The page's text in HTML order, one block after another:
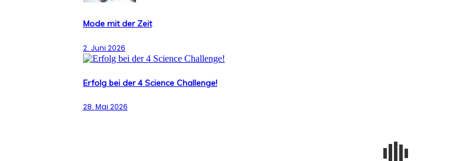
Mode mit der Zeit
2. Juni 2026
Erfolg bei der 4 Science Challenge!
28. Mai 2026